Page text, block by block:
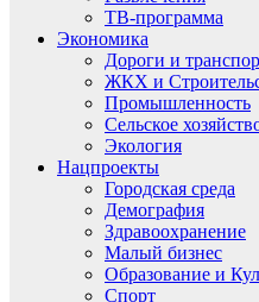
ТВ-программа
Экономика
Дороги и
ЖКХ и
Промышленность
Сельское
Экология
Нацпроекты
Городская среда
Демография
Здравоохранение
Малый бизнес
Образование и
Спорт